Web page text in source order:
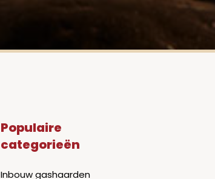
Populaire
categorieën
Inbouw gashaarden